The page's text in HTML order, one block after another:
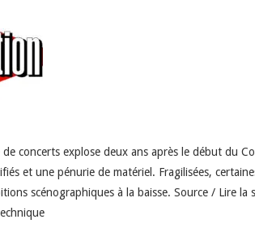
de concerts explose deux ans après le début du
et une pénurie de matériel. Fragilisées,
scénographiques à la baisse. Source / Lire la